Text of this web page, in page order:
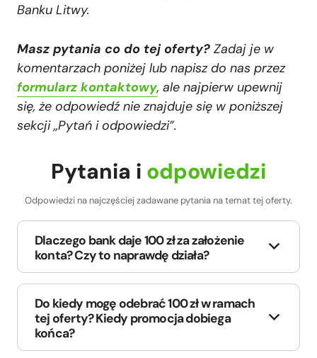
Banku Litwy.
Masz pytania co do tej oferty? Zadaj je w
komentarzach poniżej lub napisz do nas przez
formularz kontaktowy, ale najpierw upewnij
się, że odpowiedź nie znajduje się w poniższej
sekcji „Pytań i odpowiedzi”.
Pytania i odpowiedzi
Odpowiedzi na najczęściej zadawane pytania na temat tej oferty.
Dlaczego bank daje 100 zł za założenie
konta? Czy to naprawdę działa?
Do kiedy mogę odebrać 100 zł w ramach
tej oferty? Kiedy promocja dobiega
końca?